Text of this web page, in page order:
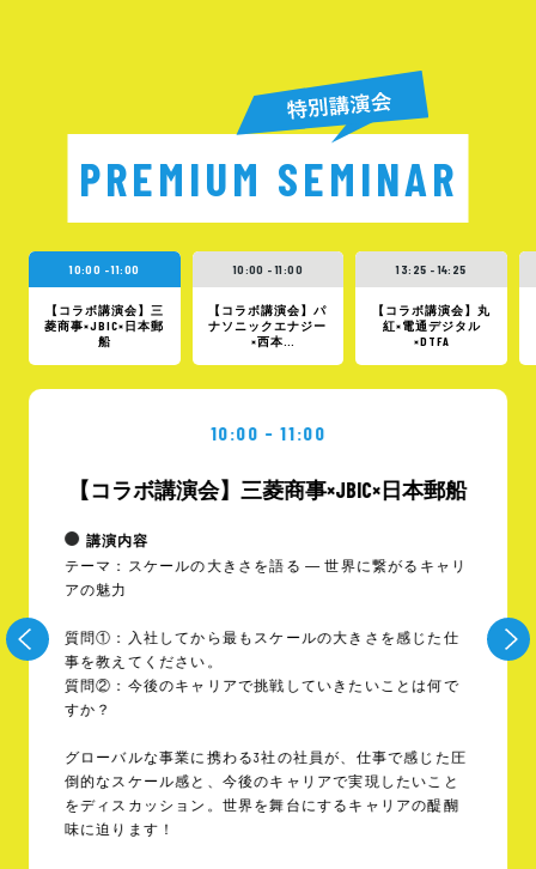
PREMIUM SEMINAR
10:00 - 11:00
【コラボ講演会】三
菱商事×JBIC×日本郵
船
10:00 - 11:00
【コラボ講演会】パ
ナソニックエナジー
×西本
13:25 - 14:25
【コラボ講演会】丸
紅×電通デジタル
×DTFA
10:00 - 11:00
【コラボ講演会】三菱商事×JBIC×日本郵船
講演内容
テーマ：スケールの大きさを語る ― 世界に繋がるキャリ
アの魅力
質問①：入社してから最もスケールの大きさを感じた仕
事を教えてください。
質問②：今後のキャリアで挑戦していきたいことは何で
すか？
グローバルな事業に携わる3社の社員が、仕事で感じた圧
倒的なスケール感と、今後のキャリアで実現したいこと
をディスカッション。世界を舞台にするキャリアの醍醐
味に迫ります！